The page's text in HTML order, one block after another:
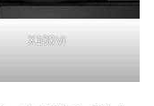
X100Ⅵ